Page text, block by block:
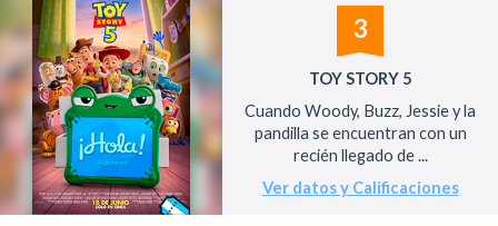
3
TOY STORY 5
Cuando Woody, Buzz, Jessie y la
pandilla se encuentran con un
recién llegado de ...
Ver datos y Calificaciones